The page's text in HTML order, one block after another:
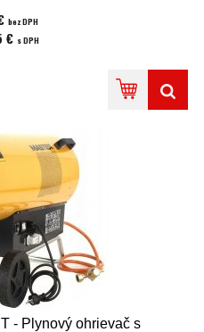
bez DPH
€ s DPH
- Plynový ohrievač s